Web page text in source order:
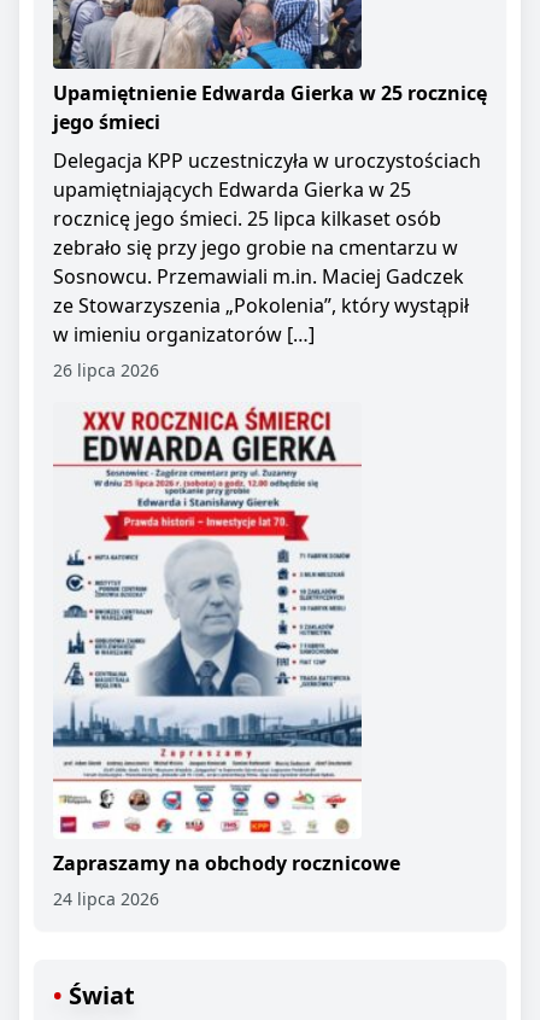
Upamiętnienie Edwarda Gierka w 25 rocznicę
jego śmieci
Delegacja KPP uczestniczyła w uroczystościach
upamiętniających Edwarda Gierka w 25
rocznicę jego śmieci. 25 lipca kilkaset osób
zebrało się przy jego grobie na cmentarzu w
Sosnowcu. Przemawiali m.in. Maciej Gadczek
ze Stowarzyszenia „Pokolenia”, który wystąpił
w imieniu organizatorów […]
26 lipca 2026
Zapraszamy na obchody rocznicowe
24 lipca 2026
Świat